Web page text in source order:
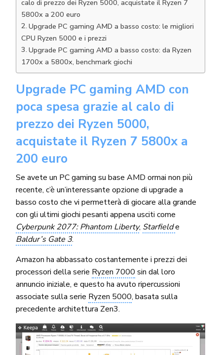
calo di prezzo dei Ryzen 5000, acquistate il Ryzen 7
5800x a 200 euro
Upgrade PC gaming AMD a basso costo: le migliori
CPU Ryzen 5000 e i prezzi
Upgrade PC gaming AMD a basso costo: da Ryzen
1700x a 5800x, benchmark giochi
Upgrade PC gaming AMD con
poca spesa grazie al calo di
prezzo dei Ryzen 5000,
acquistate il Ryzen 7 5800x a
200 euro
Se avete un PC gaming su base AMD ormai non più
recente, c’è un’interessante opzione di upgrade a
basso costo che vi permetterà di giocare alla grande
con gli ultimi giochi pesanti appena usciti come
Cyberpunk 2077: Phantom Liberty, Starfielde
Baldur’s Gate 3.
Amazon ha abbassato costantemente i prezzi dei
processori della serie Ryzen 7000 sin dal loro
annuncio iniziale, e questo ha avuto ripercussioni
associate sulla serie Ryzen 5000, basata sulla
precedente architettura Zen3.